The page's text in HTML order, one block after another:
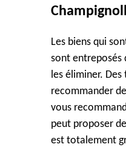
Les biens qui
sont entreposés
les éliminer.
recommander
vous
peut proposer
est totalement